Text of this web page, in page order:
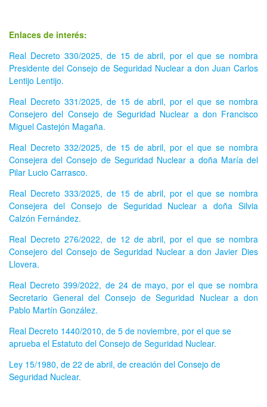
Enlaces de interés:
Real Decreto 330/2025, de 15 de abril, por el que se nombra
Presidente del Consejo de Seguridad Nuclear a don Juan Carlos
Lentijo Lentijo.
Real Decreto 331/2025, de 15 de abril, por el que se nombra
Consejero del Consejo de Seguridad Nuclear a don Francisco
Miguel Castejón Magaña.
Real Decreto 332/2025, de 15 de abril, por el que se nombra
Consejera del Consejo de Seguridad Nuclear a doña María del
Pilar Lucio Carrasco.
Real Decreto 333/2025, de 15 de abril, por el que se nombra
Consejera del Consejo de Seguridad Nuclear a doña Silvia
Calzón Fernández.
Real Decreto 276/2022, de 12 de abril, por el que se nombra
Consejero del Consejo de Seguridad Nuclear a don Javier Dies
Llovera.
Real Decreto 399/2022, de 24 de mayo, por el que se nombra
Secretario General del Consejo de Seguridad Nuclear a don
Pablo Martín González.
Real Decreto 1440/2010, de 5 de noviembre, por el que se
aprueba el Estatuto del Consejo de Seguridad Nuclear.
Ley 15/1980, de 22 de abril, de creación del Consejo de
Seguridad Nuclear.